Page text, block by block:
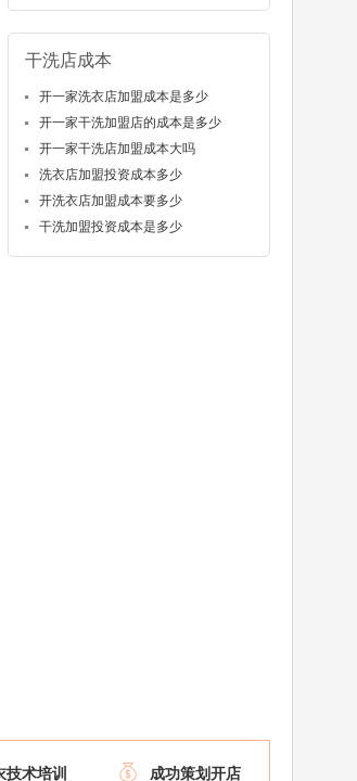
干洗店成本
开一家洗衣店加盟成本是多少
开一家干洗加盟店的成本是多少
开一家干洗店加盟成本大吗
洗衣店加盟投资成本多少
开洗衣店加盟成本要多少
干洗加盟投资成本是多少
技术培训  成功策划开店